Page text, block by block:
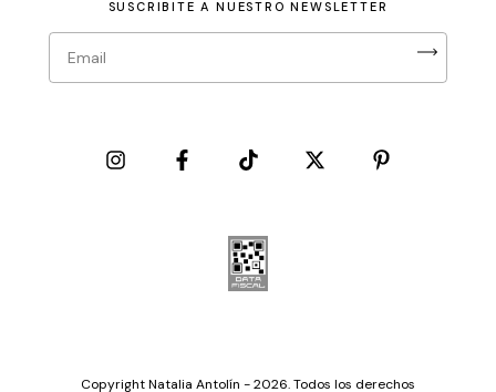
SUSCRIBITE A NUESTRO NEWSLETTER
Copyright Natalia Antolín - 2026. Todos los derechos